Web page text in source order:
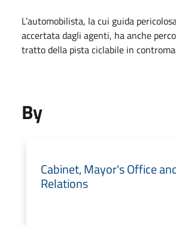
L’automobilista, la cui guida
accertata dagli agenti, ha anche
tratto della pista ciclabile in
By
Cabinet, Mayor's Office
Relations